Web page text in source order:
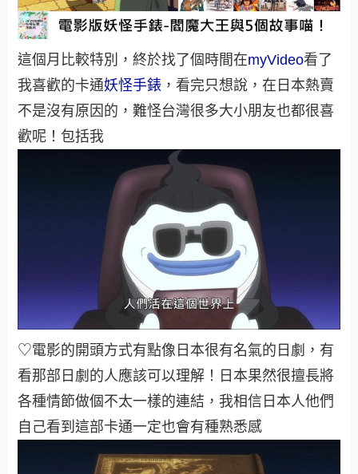
這個月比較特別，終於找了個時間在myVideo看了
我喜歡的卡通妖怪手錶 ，看完只想說，在日本熱賣
不是沒有原因的，難怪台灣很多大小朋友也都很喜
歡呢！包括我
♡電影的開頭方式有點像日本很有名氣的日劇，有
看那部日劇的人應該可以理解！日本果然很擅長將
各種情節做個不太一樣的連結，我相信日本人他們
自己看到這部卡通一定也會有種熟悉感